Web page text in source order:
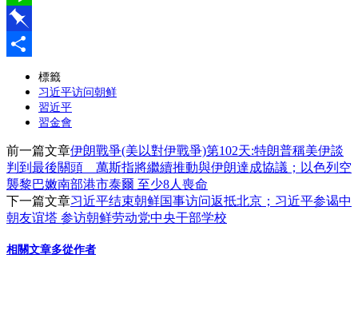
Line
Pinboard
標籤
习近平访问朝鲜
習近平
習金會
前一篇文章伊朗戰爭(美以對伊戰爭)第102天:特朗普稱美伊談
判到最後關頭 萬斯指將繼續推動與伊朗達成協議；以色列空
襲黎巴嫩南部港市泰爾 至少8人喪命
下一篇文章习近平结束朝鲜国事访问返抵北京；习近平参谒中
朝友谊塔 参访朝鲜劳动党中央干部学校
相關文章多從作者